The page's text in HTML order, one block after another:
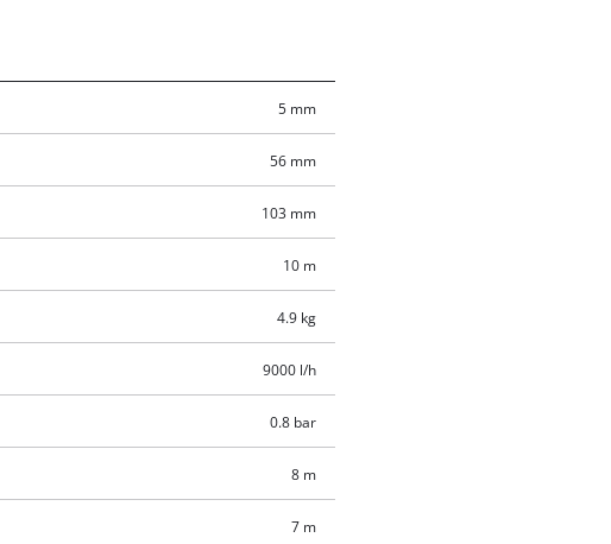
5 mm
56 mm
103 mm
10 m
4.9 kg
9000 l/h
0.8 bar
8 m
7 m